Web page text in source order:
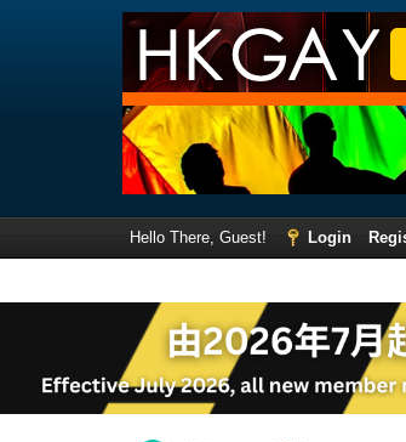
Hello There, Guest! Login